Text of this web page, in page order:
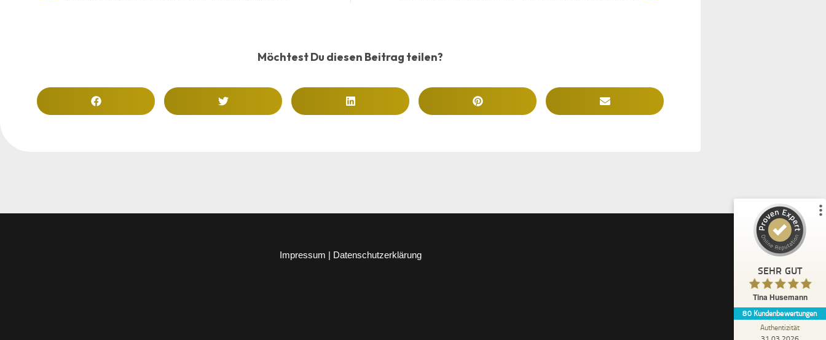
Möchtest Du diesen Beitrag teilen?
Impressum | Datenschutzerklärung
SEHR GUT
Tina Husemann
80 Kundenbewertungen
Authentizität
Kundenbewertungen und Erfahrungen zu
43
Bewertungen auf
ProvenExpert.com
Blick aufs ProvenExpert-Profil werfen
Anonym
5,00
versucht es unbedingt ,am Ende wird alles
gut ! Ich kann es ...